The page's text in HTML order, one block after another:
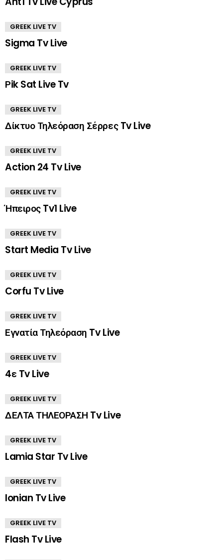
GREEK LIVE TV
Sigma Tv Live
GREEK LIVE TV
Ρik Sat Live Tv
GREEK LIVE TV
Δίκτυο Τηλεόραση Σέρρες Tv Live
GREEK LIVE TV
Action 24 Tv Live
GREEK LIVE TV
Ήπειρος Tv1 Live
GREEK LIVE TV
Start Media Tv Live
GREEK LIVE TV
Corfu Tv Live
GREEK LIVE TV
Εγνατία Τηλεόραση Tv Live
GREEK LIVE TV
4ε Tv Live
GREEK LIVE TV
ΔΕΛΤΑ ΤΗΛΕΟΡΑΣΗ Tv Live
GREEK LIVE TV
Lamia Star Tv Live
GREEK LIVE TV
Ionian Tv Live
GREEK LIVE TV
Flash Tv Live